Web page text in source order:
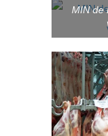
MIN de